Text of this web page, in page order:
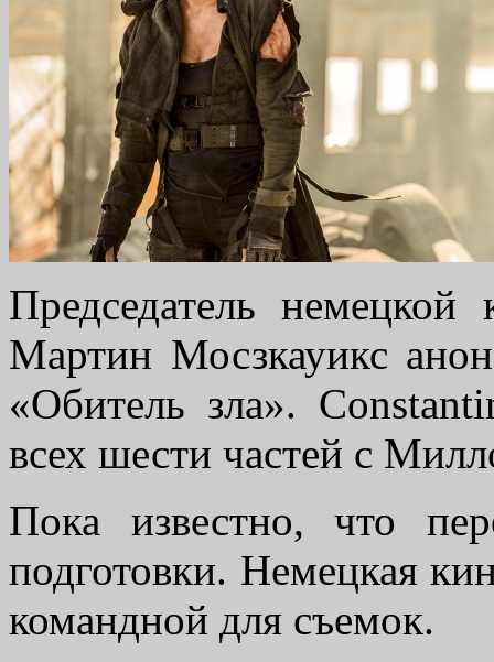
Председатель
Мартин Мосзкауикс
«Обитель зла».
всех шести частей с
Пока известно, что
подготовки. Немецкая
командной для съемок.